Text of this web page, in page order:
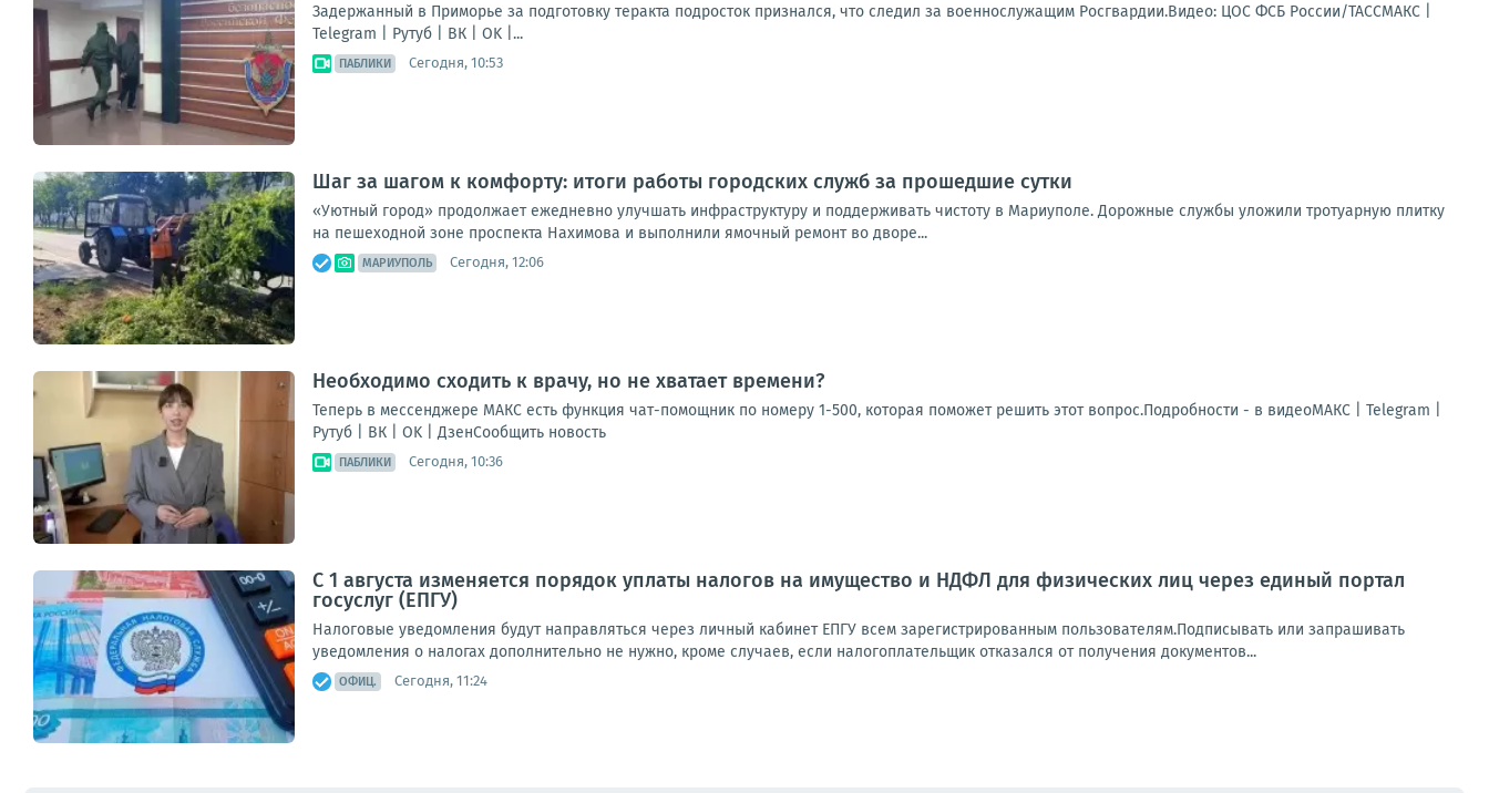
Задержанный в Приморье за подготовку теракта подросток признался, что следил за военнослужащим Росгвардии.Видео: ЦОС ФСБ России/ТАССМАКС |
Telegram | Рутуб | ВК | OK |...
ПАБЛИКИ Сегодня, 10:53
Шаг за шагом к комфорту: итоги работы городских служб за прошедшие сутки
«Уютный город» продолжает ежедневно улучшать инфраструктуру и поддерживать чистоту в Мариуполе. Дорожные службы уложили тротуарную плитку
на пешеходной зоне проспекта Нахимова и выполнили ямочный ремонт во дворе...
МАРИУПОЛЬ Сегодня, 12:06
Необходимо сходить к врачу, но не хватает времени?
Теперь в мессенджере МАКС есть функция чат-помощник по номеру 1-500, которая поможет решить этот вопрос.Подробности - в видеоМАКС | Telegram |
Рутуб | ВК | OK | ДзенСообщить новость
ПАБЛИКИ Сегодня, 10:36
С 1 августа изменяется порядок уплаты налогов на имущество и НДФЛ для физических лиц через единый портал
госуслуг (ЕПГУ)
Налоговые уведомления будут направляться через личный кабинет ЕПГУ всем зарегистрированным пользователям.Подписывать или запрашивать
уведомления о налогах дополнительно не нужно, кроме случаев, если налогоплательщик отказался от получения документов...
ОФИЦ. Сегодня, 11:24